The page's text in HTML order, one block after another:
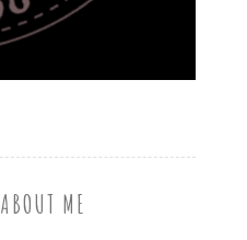
ABOUT ME